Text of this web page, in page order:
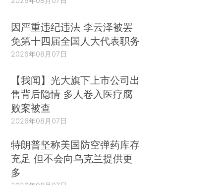
因严重违纪违法 李云泽被罢
免第十四届全国人大代表职务
2026年08月07日
【我闻】光大旗下上市公司出
售背后隐情 多人卷入医疗腐
败案被查
2026年08月07日
特朗普坚称美国防空弹药库存
充足 但不会向乌克兰提供更
多